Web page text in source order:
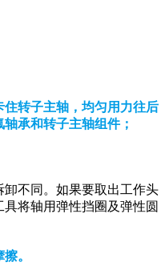
转子主轴，均匀用力往后
承和转子主轴组件；
不同。如果要取出工作头
将轴用弹性挡圈及弹性圆
。